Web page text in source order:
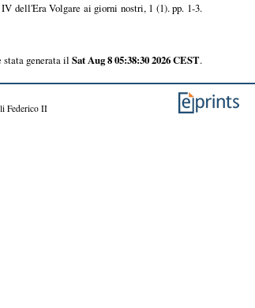
dell'Era Volgare ai giorni nostri, 1 (1). pp. 1-3.
stata generata il Sat Aug 8 05:38:30 2026 CEST.
Federico II